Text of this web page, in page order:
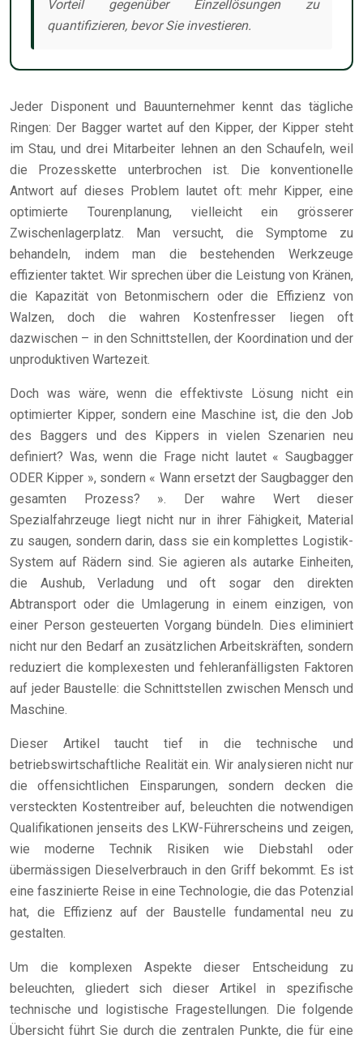
Vorteil gegenüber Einzellösungen zu
quantifizieren, bevor Sie investieren.
Jeder Disponent und Bauunternehmer kennt das tägliche
Ringen: Der Bagger wartet auf den Kipper, der Kipper steht
im Stau, und drei Mitarbeiter lehnen an den Schaufeln, weil
die Prozesskette unterbrochen ist. Die konventionelle
Antwort auf dieses Problem lautet oft: mehr Kipper, eine
optimierte Tourenplanung, vielleicht ein grösserer
Zwischenlagerplatz. Man versucht, die Symptome zu
behandeln, indem man die bestehenden Werkzeuge
effizienter taktet. Wir sprechen über die Leistung von Kränen,
die Kapazität von Betonmischern oder die Effizienz von
Walzen, doch die wahren Kostenfresser liegen oft
dazwischen – in den Schnittstellen, der Koordination und der
unproduktiven Wartezeit.
Doch was wäre, wenn die effektivste Lösung nicht ein
optimierter Kipper, sondern eine Maschine ist, die den Job
des Baggers und des Kippers in vielen Szenarien neu
definiert? Was, wenn die Frage nicht lautet « Saugbagger
ODER Kipper », sondern « Wann ersetzt der Saugbagger den
gesamten Prozess? ». Der wahre Wert dieser
Spezialfahrzeuge liegt nicht nur in ihrer Fähigkeit, Material
zu saugen, sondern darin, dass sie ein komplettes Logistik-
System auf Rädern sind. Sie agieren als autarke Einheiten,
die Aushub, Verladung und oft sogar den direkten
Abtransport oder die Umlagerung in einem einzigen, von
einer Person gesteuerten Vorgang bündeln. Dies eliminiert
nicht nur den Bedarf an zusätzlichen Arbeitskräften, sondern
reduziert die komplexesten und fehleranfälligsten Faktoren
auf jeder Baustelle: die Schnittstellen zwischen Mensch und
Maschine.
Dieser Artikel taucht tief in die technische und
betriebswirtschaftliche Realität ein. Wir analysieren nicht nur
die offensichtlichen Einsparungen, sondern decken die
versteckten Kostentreiber auf, beleuchten die notwendigen
Qualifikationen jenseits des LKW-Führerscheins und zeigen,
wie moderne Technik Risiken wie Diebstahl oder
übermässigen Dieselverbrauch in den Griff bekommt. Es ist
eine faszinierte Reise in eine Technologie, die das Potenzial
hat, die Effizienz auf der Baustelle fundamental neu zu
gestalten.
Um die komplexen Aspekte dieser Entscheidung zu
beleuchten, gliedert sich dieser Artikel in spezifische
technische und logistische Fragestellungen. Die folgende
Übersicht führt Sie durch die zentralen Punkte, die für eine